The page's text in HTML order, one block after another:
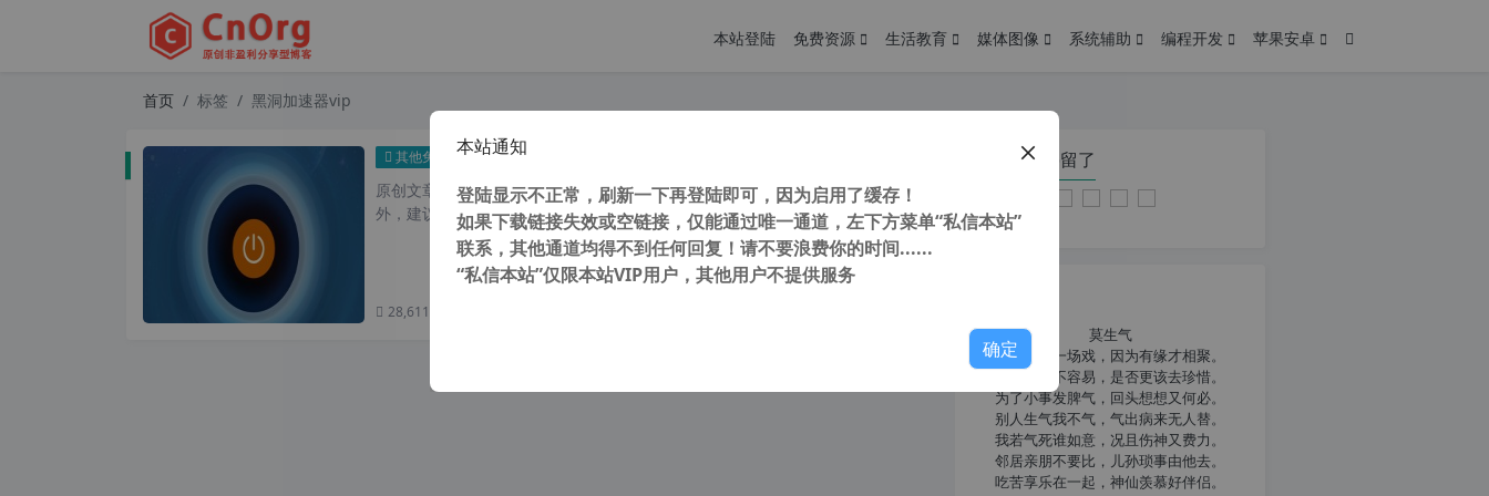
本站登陆 免费资源 生活教育 媒体图像 系统辅助 编程开发 苹果安卓
首页 标签 黑洞加速器vip
其他免费 黑洞加速器 v4.5.3 安卓手机版 中文 vip 破解版 无需试用直接vip
原创文章，转载请注明： 转载自 cnorg.12hp.de 注意： 由于网站空间位于国
外，建议避开晚上的访问高...
28,611 次浏览
您在本页停留了
莫生气
人生就像一场戏，因为有缘才相聚。
相扶到老不容易，是否更该去珍惜。
为了小事发脾气，回头想想又何必。
别人生气我不气，气出病来无人替。
我若气死谁如意，况且伤神又费力。
邻居亲朋不要比，儿孙琐事由他去。
吃苦享乐在一起，神仙羡慕好伴侣。
本站通知
登陆显示不正常，刷新一下再登陆即可，因为启用了缓存！
如果下载链接失效或空链接，仅能通过唯一通道，左下方菜单“私信本站”
联系，其他通道均得不到任何回复！请不要浪费你的时间......
“私信本站”仅限本站VIP用户，其他用户不提供服务
确定